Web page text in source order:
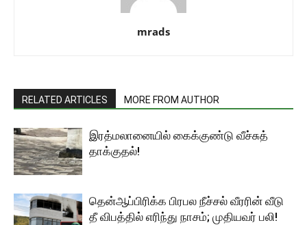
mrads
RELATED ARTICLES MORE FROM AUTHOR
இரத்மலானையில் கைக்குண்டு வீச்சுத்
தாக்குதல்!
தென்ஆப்பிரிக்க பிரபல நீச்சல் வீரரின் வீடு
தீ விபத்தில் எரிந்து நாசம்; முதியவர் பலி!